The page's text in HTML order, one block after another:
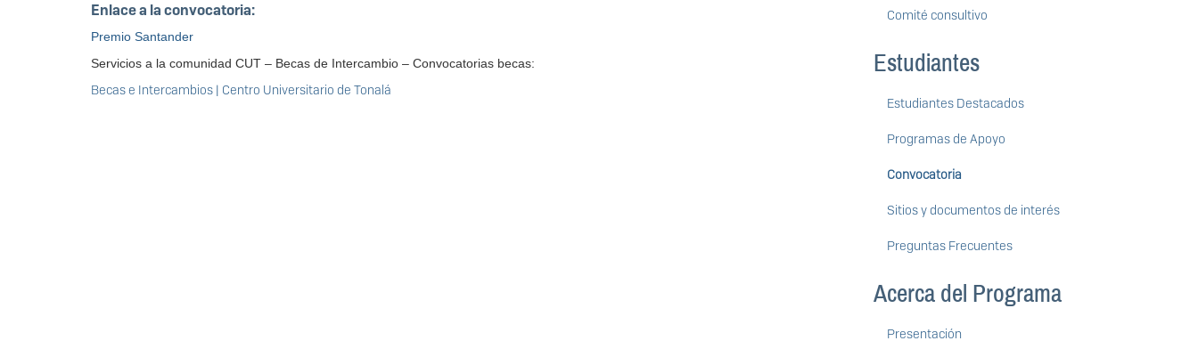
Enlace a la convocatoria:
Premio Santander
Servicios a la comunidad CUT – Becas de Intercambio – Convocatorias becas:
Becas e Intercambios | Centro Universitario de Tonalá
Comité consultivo
Estudiantes
Estudiantes Destacados
Programas de Apoyo
Convocatoria
Sitios y documentos de interés
Preguntas Frecuentes
Acerca del Programa
Presentación